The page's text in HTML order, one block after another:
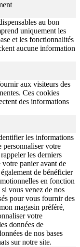
au bon
uniquement les
et les fonctionnalités
aucune information
aux visiteurs des
Ces cookies
des informations
les informations
personnaliser votre
les derniers
panier avant de
de bénéficier
en fonction
vous venez de nos
pour vous fournir des
magasin préféré,
votre
données de
de nos bases
sur notre site.